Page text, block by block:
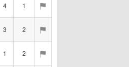
4 1
3 2
1 2